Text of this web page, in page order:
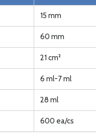
15 mm
60 mm
21 cm²
6 ml-7 ml
28 ml
600 ea/cs